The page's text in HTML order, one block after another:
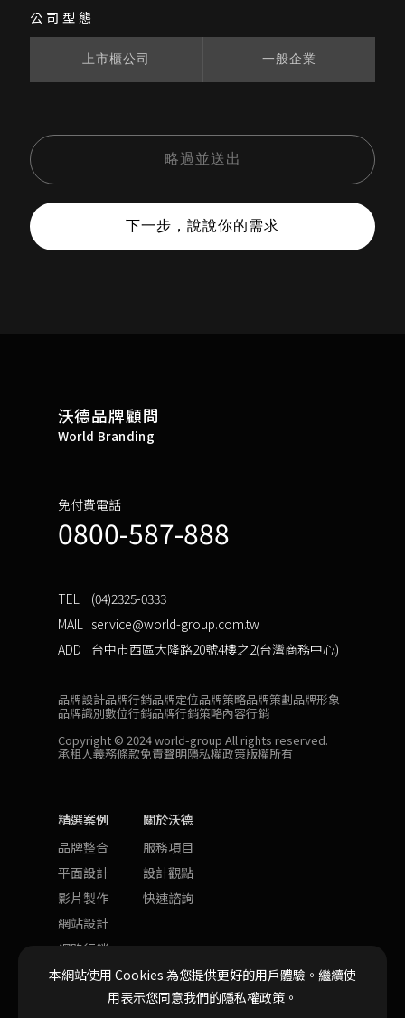
公司型態
上市櫃公司 一般企業
略過並送出
下一步，說說你的需求
沃德品牌顧問
World Branding
免付費電話
0800-587-888
TEL
(04)2325-0333
MAIL service@world-group.com.tw
ADD
台中市西區大隆路20號4樓之2(台灣商務中心)
品牌設計品牌行銷品牌定位品牌策略品牌策劃品牌形象
品牌識別數位行銷品牌行銷策略內容行銷
Copyright © 2024 world-group All rights reserved.
承租人義務條款免責聲明隱私權政策版權所有
精選案例
品牌整合
平面設計
影片製作
網站設計
網路行銷
關於沃德
服務項目
設計觀點
快速諮詢
本網站使用 Cookies 為您提供更好的用戶體驗。 繼續使
用表示您同意我們的隱私權政策。